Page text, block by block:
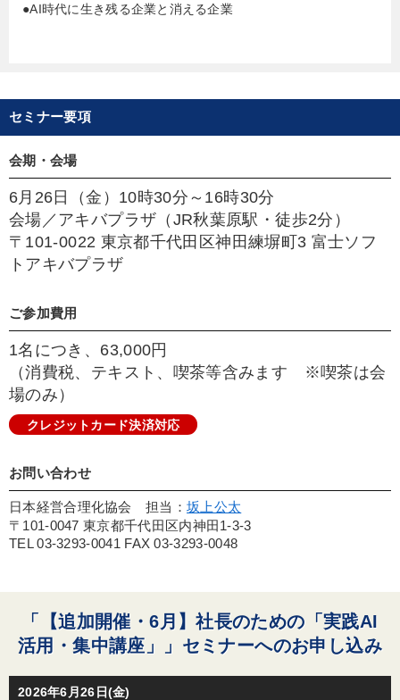
●AI時代に生き残る企業と消える企業
セミナー要項
会期・会場
6月26日（金）10時30分～16時30分
会場／アキバプラザ（JR秋葉原駅・徒歩2分）
〒101-0022 東京都千代田区神田練塀町3 富士ソフ
トアキバプラザ
ご参加費用
1名につき、63,000円
（消費税、テキスト、喫茶等含みます ※喫茶は会
場のみ）
クレジットカード決済対応
お問い合わせ
日本経営合理化協会 担当：坂上公太
〒101-0047 東京都千代田区内神田1-3-3
TEL 03-3293-0041 FAX 03-3293-0048
「【追加開催・6月】社長のための「実践AI
活用・集中講座」」セミナーへのお申し込み
2026年6月26日(金)